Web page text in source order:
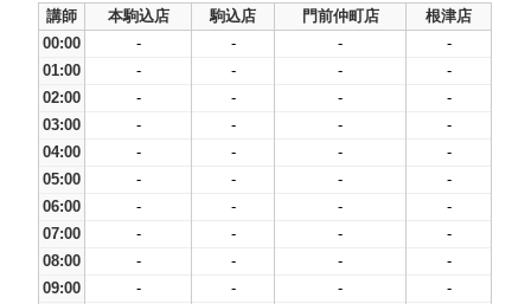
講師
本駒込店 駒込店 門前仲町店
根津店
00:00
- - -
-
01:00
- - -
-
02:00
- - -
-
03:00
- - -
-
04:00
- - -
-
05:00
- - -
-
06:00
- - -
-
07:00
- - -
-
08:00
- - -
-
09:00
- - -
-